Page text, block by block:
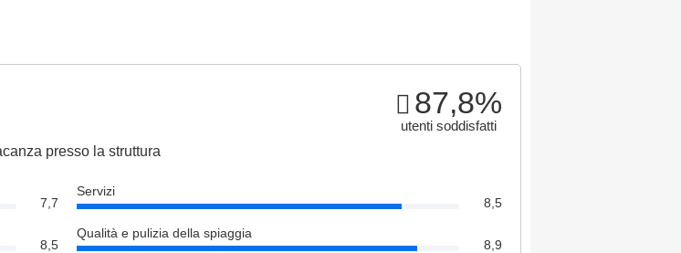
presso la struttura
87,8%
utenti soddisfatti
7,7
8,5
Servizi
8,5
Qualità e pulizia della spiaggia
8,9